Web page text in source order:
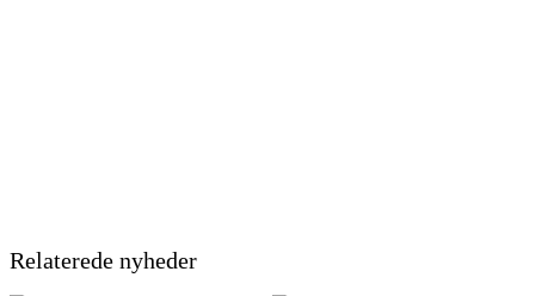
Relaterede nyheder